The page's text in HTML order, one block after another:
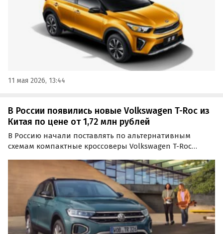
11 мая 2026, 13:44
В России появились новые Volkswagen T-Roc из
Китая по цене от 1,72 млн рублей
В Россию начали поставлять по альтернативным
схемам компактные кроссоверы Volkswagen T-Roc
такие машины доступны из наличия и под заказ, а
цены на них стартуют от 1 720 000 рублей.